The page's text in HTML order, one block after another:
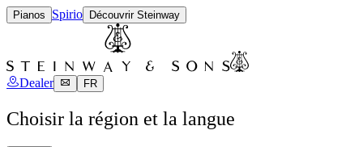
Pianos Spirio Découvrir Steinway
Dealer FR
Choisir la région et la langue